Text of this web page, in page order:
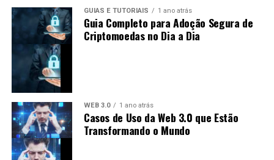
O futuro das criptomoedas, incluindo XLM e XRP, está
repleto de incertezas e oportunidades. As previsões
podem incluir:
Crescimento do Uso:
Stellar quanto Ripple vejam um aumento no uso à
medida que mais pessoas e instituições adotem
soluções baseadas em blockchain.
Adoção Regulatória:A regulamentação pode
influenciar o crescimento de ambas as
GUIAS E TUTORIAIS 1 ano atrás
Guia Completo para Adoção Segura de
Criptomoedas no Dia a Dia
WEB 3.0 1 ano atrás
Casos de Uso da Web 3.0 que Estão
Transformando o Mundo